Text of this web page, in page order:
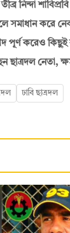
নিন্দা
সমাধান করে
করেও কিছুই
নেতা,
ঢাবি ছাত্রদল